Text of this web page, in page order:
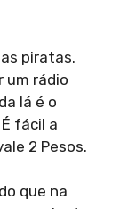
piratas.
um rádio
lá é o
fácil a
2 Pesos.
que na